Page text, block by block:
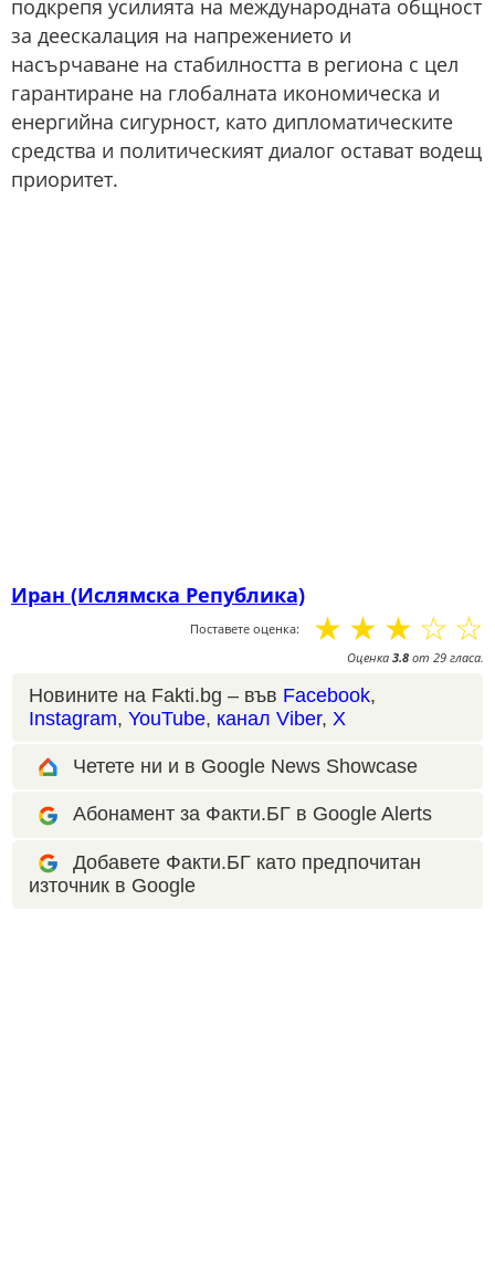
подкрепя усилията на международната общност
за деескалация на напрежението и
насърчаване на стабилността в региона с цел
гарантиране на глобалната икономическа и
енергийна сигурност, като дипломатическите
средства и политическият диалог остават водещ
приоритет.
Иран (Ислямска Република)
Поставете оценка: ☆
☆
☆
☆
☆
Оценка 3.8 от 29 гласа.
Новините на Fakti.bg – във Facebook,
Instagram, YouTube, канал Viber, X
Четете ни и в Google News Showcase
Абонамент за Факти.БГ в Google Alerts
Добавете Факти.БГ като предпочитан
източник в Google